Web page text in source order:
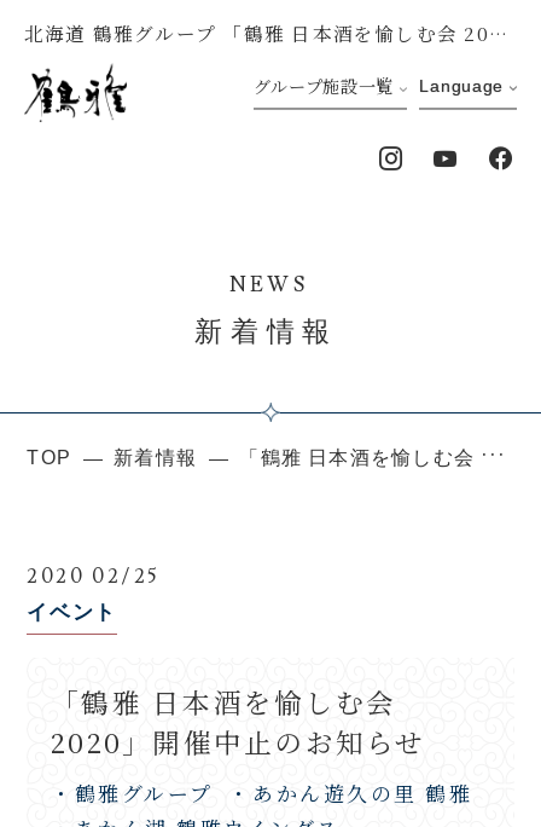
北海道 鶴雅グループ 「鶴雅 日本酒を愉しむ会 2020」開催中止のお知らせ
グループ施設一覧 Language
NEWS
新着情報
TOP 新着情報 「鶴雅 日本酒を愉しむ会 2020」開催中止のお知らせ
2020 02/25
イベント
「鶴雅 日本酒を愉しむ会
2020」開催中止のお知らせ
・鶴雅グループ
・あかん遊久の里 鶴雅